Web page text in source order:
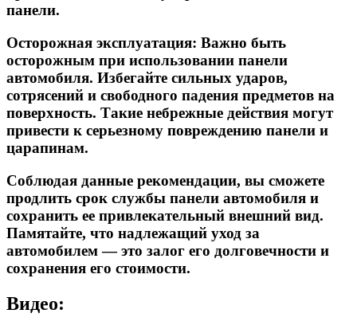
панели.
Осторожная эксплуатация: Важно быть
осторожным при использовании панели
автомобиля. Избегайте сильных ударов,
сотрясений и свободного падения предметов на
поверхность. Такие небрежные действия могут
привести к серьезному повреждению панели и
царапинам.
Соблюдая данные рекомендации, вы сможете
продлить срок службы панели автомобиля и
сохранить ее привлекательный внешний вид.
Памятайте, что надлежащий уход за
автомобилем — это залог его долговечности и
сохранения его стоимости.
Видео: